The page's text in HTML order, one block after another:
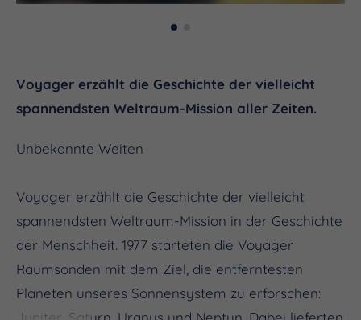
Voyager erzählt die Geschichte der vielleicht
spannendsten Weltraum-Mission aller Zeiten.
Unbekannte Weiten
Voyager erzählt die Geschichte der vielleicht
spannendsten Weltraum-Mission in der Geschichte
der Menschheit. 1977 starteten die Voyager
Raumsonden mit dem Ziel, die entferntesten
Planeten unseres Sonnensystem zu erforschen: